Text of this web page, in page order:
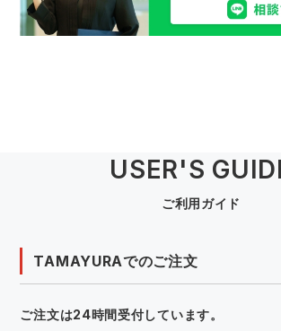
USER'S
ご利用ガイド
TAMAYURAでのご注文
ご注文は24時間受付しています。